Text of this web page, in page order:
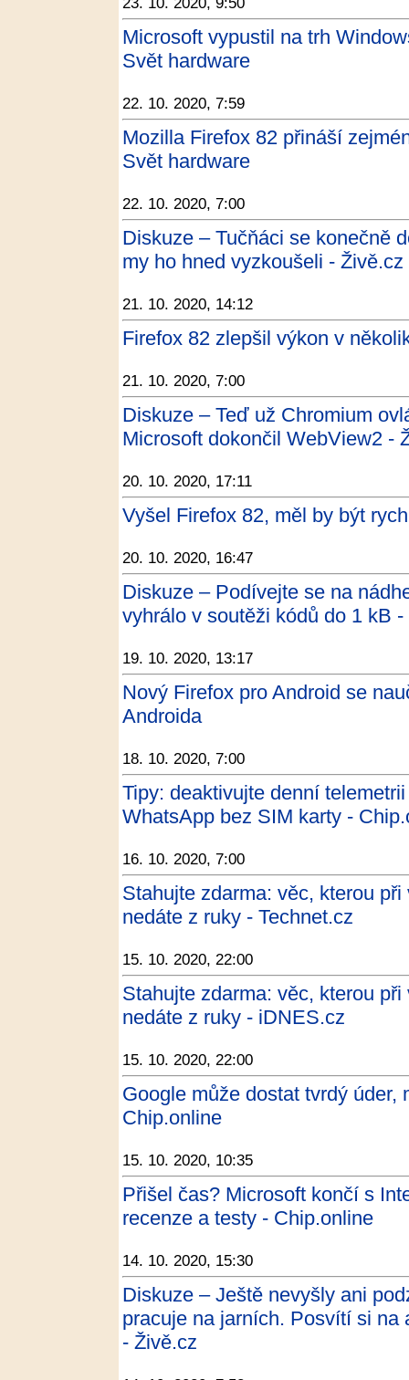
Microsoft vypustil na trh
Svět hardware
22. 10. 2020, 7:59
Mozilla Firefox 82 přináší
Svět hardware
22. 10. 2020, 7:00
Diskuze – Tučňáci se konečně
my ho hned vyzkoušeli - Živě.cz
21. 10. 2020, 14:12
Firefox 82 zlepšil výkon v
21. 10. 2020, 7:00
Diskuze – Teď už Chromium
Microsoft dokončil WebView2 -
20. 10. 2020, 17:11
Vyšel Firefox 82, měl by být
20. 10. 2020, 16:47
Diskuze – Podívejte se na
vyhrálo v soutěži kódů do 1 kB -
19. 10. 2020, 13:17
Nový Firefox pro Android se
Androida
18. 10. 2020, 7:00
Tipy: deaktivujte denní
WhatsApp bez SIM karty -
16. 10. 2020, 7:00
Stahujte zdarma: věc, kterou
nedáte z ruky - Technet.cz
15. 10. 2020, 22:00
Stahujte zdarma: věc, kterou
nedáte z ruky - iDNES.cz
15. 10. 2020, 22:00
Google může dostat tvrdý úder,
Chip.online
15. 10. 2020, 10:35
Přišel čas? Microsoft končí s
recenze a testy - Chip.online
14. 10. 2020, 15:30
Diskuze – Ještě nevyšly ani
pracuje na jarních. Posvítí si na
- Živě.cz